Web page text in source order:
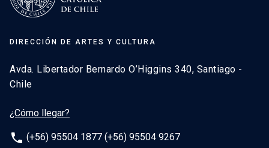
DIRECCIÓN DE ARTES Y CULTURA
Avda. Libertador Bernardo O’Higgins 340, Santiago -
Chile
¿Cómo llegar?
phone (+56) 95504 1877 (+56) 95504 9267